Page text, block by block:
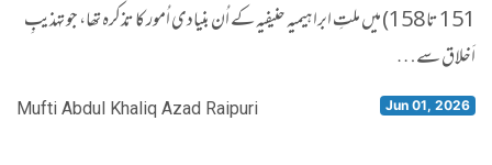
151 تا 158) میں ملتِ ابراہیمیہ حنیفیہ کے اُن بنیادی اُمور کا تذکرہ تھا، جو تہذیبِ
اَخلاق سے…
Mufti Abdul Khaliq Azad Raipuri Jun 01, 2026